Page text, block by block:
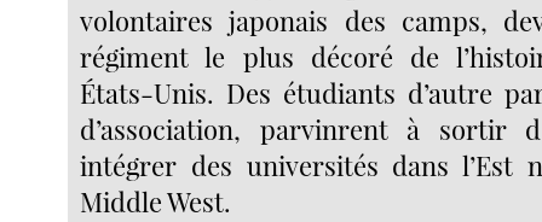
volontaires japonais des camps,
régiment le plus décoré de
États-Unis. Des étudiants d’autre
d’association, parvinrent à sortir
intégrer des universités dans l’Est
Middle West.